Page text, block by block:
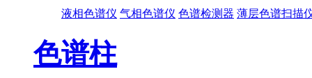
液相色谱仪 气相色谱仪 色谱检测器 薄层色谱扫描
色谱柱